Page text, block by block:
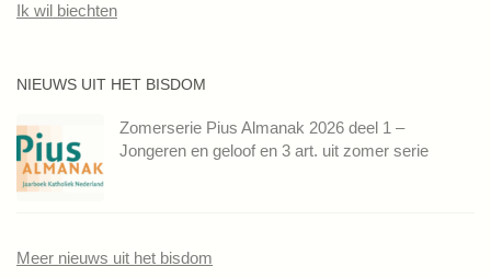
Ik wil biechten
NIEUWS UIT HET BISDOM
Zomerserie Pius Almanak 2026 deel 1 –
Jongeren en geloof en 3 art. uit zomer serie
Meer nieuws uit het bisdom